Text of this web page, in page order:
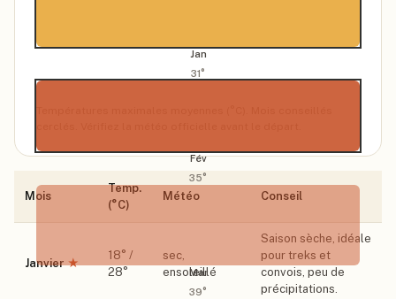
Jan
31°
Fév
35°
Mar
39°
Mois
Temp.
(°C)
Météo Conseil
Janvier ★
18° /
28°
sec,
ensoleillé
Saison sèche, idéale
pour treks et
convois, peu de
précipitations.